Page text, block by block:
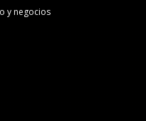
y negocios